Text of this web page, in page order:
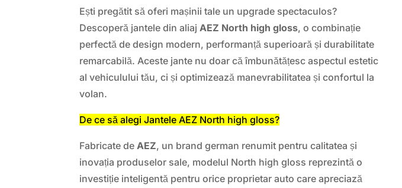
Ești pregătit să oferi mașinii tale un upgrade spectaculos?
Descoperă jantele din aliaj AEZ North high gloss, o combinație
perfectă de design modern, performanță superioară și durabilitate
remarcabilă. Aceste jante nu doar că îmbunătățesc aspectul estetic
al vehiculului tău, ci și optimizează manevrabilitatea și confortul la
volan.
De ce să alegi Jantele AEZ North high gloss?
Fabricate de AEZ, un brand german renumit pentru calitatea și
inovația produselor sale, modelul North high gloss reprezintă o
investiție inteligentă pentru orice proprietar auto care apreciază